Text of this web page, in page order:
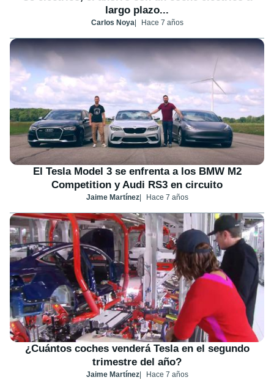
largo plazo...
Carlos Noya Hace 7 años
El Tesla Model 3 se enfrenta a los BMW M2
Competition y Audi RS3 en circuito
Jaime Martínez Hace 7 años
¿Cuántos coches venderá Tesla en el segundo
trimestre del año?
Jaime Martínez Hace 7 años